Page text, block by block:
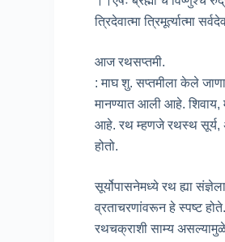
त्रिदेवात्मा त्रिमूर्त्यात्मा
आज रथसप्तमी.
: माघ शु. सप्तमीला केले
मानण्यात आली आहे. शिवाय,
आहे. रथ म्हणजे रथस्थ सूर्य,
होतो.
सूर्योपासनेमध्ये रथ ह्या
व्रताचरणांवरून हे स्पष्ट
रथचक्राशी साम्य